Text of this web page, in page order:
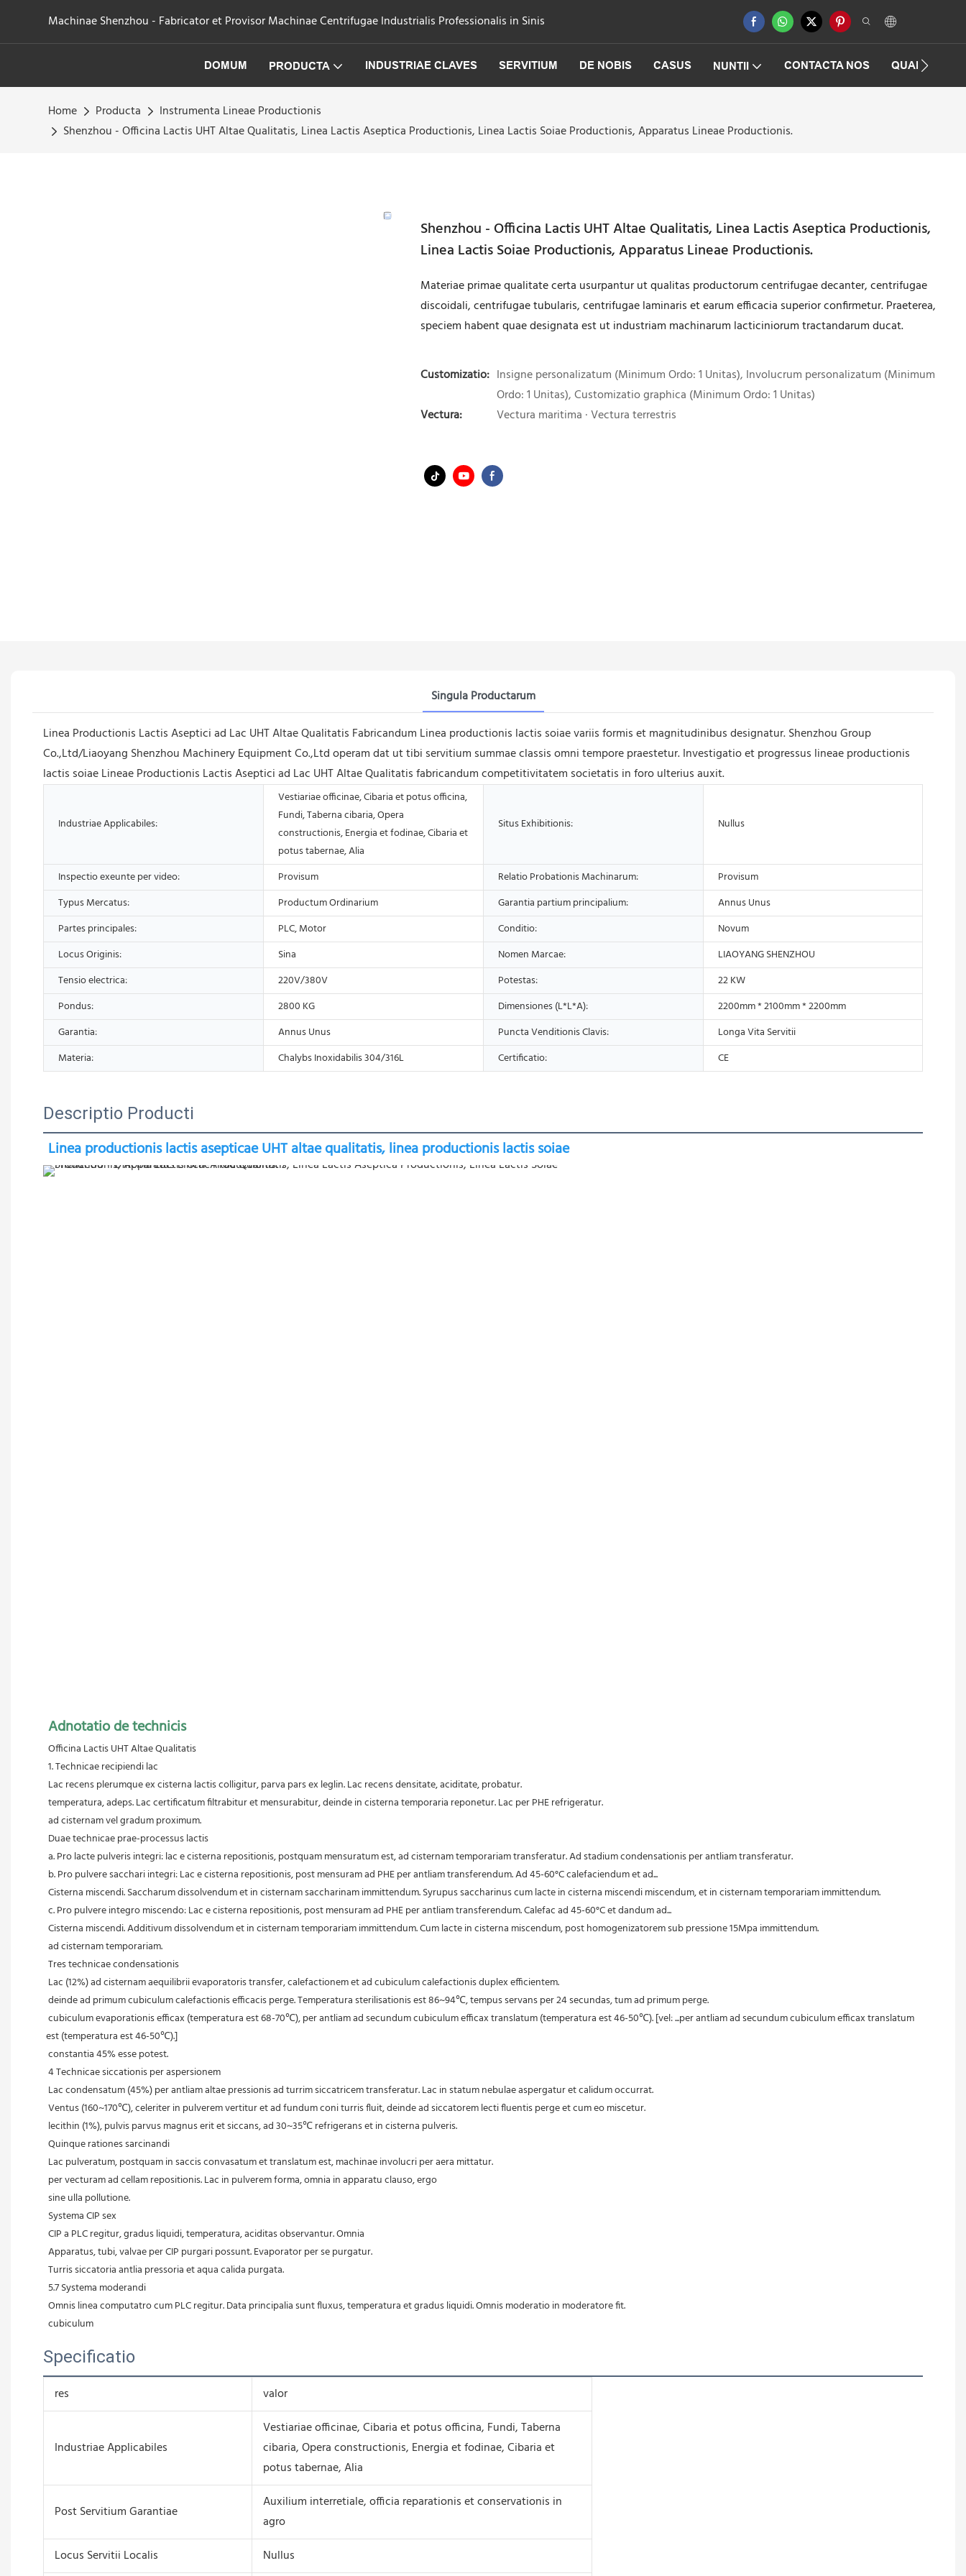
Machinae Shenzhou - Fabricator et Provisor Machinae Centrifugae Industrialis Professionalis in Sinis
DOMUM PRODUCTA INDUSTRIAE CLAVES SERVITIUM DE NOBIS CASUS NUNTII CONTACTA NOS
Home Producta
Instrumenta Lineae Productionis
Shenzhou - Officina Lactis UHT Altae Qualitatis, Linea Lactis Aseptica Productionis, Linea Lactis Soiae Productionis, Apparatus Lineae Productionis.
Shenzhou - Officina Lactis UHT Altae Qualitatis, Linea Lactis Aseptica Productionis,
Linea Lactis Soiae Productionis, Apparatus Lineae Productionis.
Materiae primae qualitate certa usurpantur ut qualitas productorum centrifugae decanter, centrifugae
discoidali, centrifugae tubularis, centrifugae laminaris et earum efficacia superior confirmetur. Praeterea,
speciem habent quae designata est ut industriam machinarum lacticiniorum tractandarum ducat.
Customizatio: Insigne personalizatum (Minimum Ordo: 1 Unitas), Involucrum personalizatum (Minimum
Ordo: 1 Unitas), Customizatio graphica (Minimum Ordo: 1 Unitas)
Vectura:
Vectura maritima · Vectura terrestris
Singula Productarum
Linea Productionis Lactis Aseptici ad Lac UHT Altae Qualitatis Fabricandum Linea productionis lactis soiae variis formis et magnitudinibus designatur. Shenzhou Group
Co.,Ltd/Liaoyang Shenzhou Machinery Equipment Co.,Ltd operam dat ut tibi servitium summae classis omni tempore praestetur. Investigatio et progressus lineae productionis
lactis soiae Lineae Productionis Lactis Aseptici ad Lac UHT Altae Qualitatis fabricandum competitivitatem societatis in foro ulterius auxit.
Industriae Applicabiles:
Vestiariae officinae, Cibaria et potus officina,
Fundi, Taberna cibaria, Opera
constructionis, Energia et fodinae, Cibaria et
potus tabernae, Alia
Situs Exhibitionis: Nullus
Inspectio exeunte per video: Provisum Relatio Probationis Machinarum:
Provisum
Typus Mercatus:
Productum Ordinarium Garantia partium principalium:
Annus Unus
Partes principales:
PLC, Motor Conditio:
Novum
Locus Originis:
Sina Nomen Marcae:
LIAOYANG SHENZHOU
Tensio electrica:
220V/380V Potestas:
22 KW
Pondus:
2800 KG Dimensiones (L*L*A):
2200mm * 2100mm * 2200mm
Garantia:
Annus Unus Puncta Venditionis Clavis:
Longa Vita Servitii
Materia:
Chalybs Inoxidabilis 304/316L Certificatio: CE
Descriptio Producti
Linea productionis lactis asepticae UHT altae qualitatis, linea productionis lactis soiae
Adnotatio de technicis
Officina Lactis UHT Altae Qualitatis
1. Technicae recipiendi lac
Lac recens plerumque ex cisterna lactis colligitur, parva pars ex leglin. Lac recens densitate, aciditate, probatur.
temperatura, adeps. Lac certificatum filtrabitur et mensurabitur, deinde in cisterna temporaria reponetur. Lac per PHE refrigeratur.
ad cisternam vel gradum proximum.
Duae technicae prae-processus lactis
a. Pro lacte pulveris integri: lac e cisterna repositionis, postquam mensuratum est, ad cisternam temporariam transferatur. Ad stadium condensationis per antliam transferatur.
b. Pro pulvere sacchari integri: Lac e cisterna repositionis, post mensuram ad PHE per antliam transferendum. Ad 45-60°C calefaciendum et ad...
Cisterna miscendi. Saccharum dissolvendum et in cisternam saccharinam immittendum. Syrupus saccharinus cum lacte in cisterna miscendi miscendum, et in cisternam temporariam immittendum.
c. Pro pulvere integro miscendo: Lac e cisterna repositionis, post mensuram ad PHE per antliam transferendum. Calefac ad 45-60°C et dandum ad...
Cisterna miscendi. Additivum dissolvendum et in cisternam temporariam immittendum. Cum lacte in cisterna miscendum, post homogenizatorem sub pressione 15Mpa immittendum.
ad cisternam temporariam.
Tres technicae condensationis
Lac (12%) ad cisternam aequilibrii evaporatoris transfer, calefactionem et ad cubiculum calefactionis duplex efficientem.
deinde ad primum cubiculum calefactionis efficacis perge. Temperatura sterilisationis est 86~94℃, tempus servans per 24 secundas, tum ad primum perge.
est (temperatura est 46-50℃).]
constantia 45% esse potest.
4 Technicae siccationis per aspersionem
Lac condensatum (45%) per antliam altae pressionis ad turrim siccatricem transferatur. Lac in statum nebulae aspergatur et calidum occurrat.
Ventus (160~170℃), celeriter in pulverem vertitur et ad fundum coni turris fluit, deinde ad siccatorem lecti fluentis perge et cum eo miscetur.
lecithin (1%), pulvis parvus magnus erit et siccans, ad 30~35℃ refrigerans et in cisterna pulveris.
Quinque rationes sarcinandi
Lac pulveratum, postquam in saccis convasatum et translatum est, machinae involucri per aera mittatur.
per vecturam ad cellam repositionis. Lac in pulverem forma, omnia in apparatu clauso, ergo
sine ulla pollutione.
Systema CIP sex
CIP a PLC regitur, gradus liquidi, temperatura, aciditas observantur. Omnia
Apparatus, tubi, valvae per CIP purgari possunt. Evaporator per se purgatur.
Turris siccatoria antlia pressoria et aqua calida purgata.
5.7 Systema moderandi
Omnis linea computatro cum PLC regitur. Data principalia sunt fluxus, temperatura et gradus liquidi. Omnis moderatio in moderatore fit.
cubiculum
Specificatio
res valor
Industriae Applicabiles
Vestiariae officinae, Cibaria et potus officina, Fundi, Taberna
cibaria, Opera constructionis, Energia et fodinae, Cibaria et
potus tabernae, Alia
Post Servitium Garantiae
Auxilium interretiale, officia reparationis et conservationis in
agro
Locus Servitii Localis
Nullus